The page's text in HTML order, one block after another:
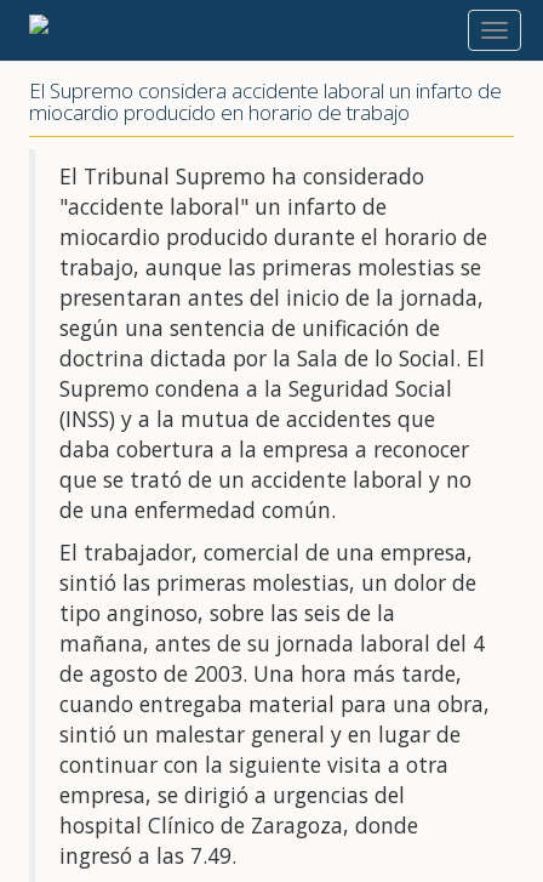
2018
El Supremo considera accidente laboral un infarto de
miocardio producido en horario de trabajo
El Tribunal Supremo ha considerado
"accidente laboral" un infarto de
miocardio producido durante el horario de
trabajo, aunque las primeras molestias se
presentaran antes del inicio de la jornada,
según una sentencia de unificación de
doctrina dictada por la Sala de lo Social. El
Supremo condena a la Seguridad Social
(INSS) y a la mutua de accidentes que
daba cobertura a la empresa a reconocer
que se trató de un accidente laboral y no
de una enfermedad común.
El trabajador, comercial de una empresa,
sintió las primeras molestias, un dolor de
tipo anginoso, sobre las seis de la
mañana, antes de su jornada laboral del 4
de agosto de 2003. Una hora más tarde,
cuando entregaba material para una obra,
sintió un malestar general y en lugar de
continuar con la siguiente visita a otra
empresa, se dirigió a urgencias del
hospital Clínico de Zaragoza, donde
ingresó a las 7.49.